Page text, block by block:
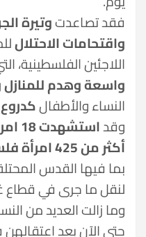
فقد تصاعدتوتيرة
واقتحامات الاحتلال
اللاجئين الفلسطينية،
واسعة وهدم
النساء والأطفال
وقداستشهدت 18 امرأة فلسطينية
أكثر من 425 امرأة فلسطينية
بما فيها القدس
لنقل ما جرى في قطاع
وما زالت العديد من
حتى الآن بعد